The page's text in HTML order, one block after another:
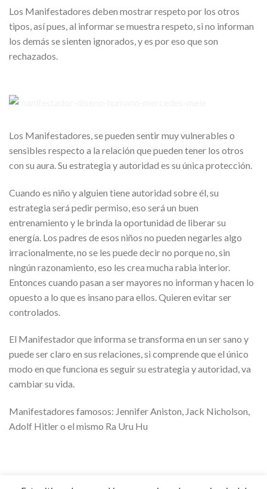
Los Manifestadores deben mostrar respeto por los otros
tipos, así pues, al informar se muestra respeto, si no informan
los demás se sienten ignorados, y es por eso que son
rechazados.
Los Manifestadores, se pueden sentir muy vulnerables o
sensibles respecto a la relación que pueden tener los otros
con su aura. Su estrategia y autoridad es su única protección.
Cuando es niño y alguien tiene autoridad sobre él, su
estrategia será pedir permiso, eso será un buen
entrenamiento y le brinda la oportunidad de liberar su
energía. Los padres de esos niños no pueden negarles algo
irracionalmente, no se les puede decir no porque no, sin
ningún razonamiento, eso les crea mucha rabia interior.
Entonces cuando pasan a ser mayores no informan y hacen lo
opuesto a lo que es insano para ellos. Quieren evitar ser
controlados.
El Manifestador que informa se transforma en un ser sano y
puede ser claro en sus relaciones, si comprende que el único
modo en que funciona es seguir su estrategia y autoridad, va
cambiar su vida.
Manifestadores famosos: Jennifer Aniston, Jack Nicholson,
Adolf Hitler o el mismo Ra Uru Hu